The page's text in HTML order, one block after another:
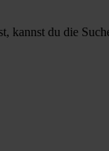
kannst du die